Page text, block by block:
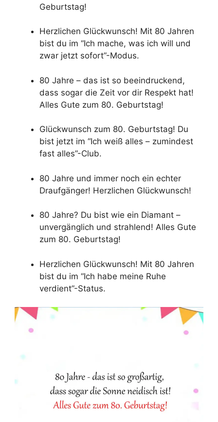
Geburtstag!
Herzlichen Glückwunsch! Mit 80 Jahren
bist du im “Ich mache, was ich will und
zwar jetzt sofort”-Modus.
80 Jahre – das ist so beeindruckend,
dass sogar die Zeit vor dir Respekt hat!
Alles Gute zum 80. Geburtstag!
Glückwunsch zum 80. Geburtstag! Du
bist jetzt im “Ich weiß alles – zumindest
fast alles”-Club.
80 Jahre und immer noch ein echter
Draufgänger! Herzlichen Glückwunsch!
80 Jahre? Du bist wie ein Diamant –
unvergänglich und strahlend! Alles Gute
zum 80. Geburtstag!
Herzlichen Glückwunsch! Mit 80 Jahren
bist du im “Ich habe meine Ruhe
verdient”-Status.